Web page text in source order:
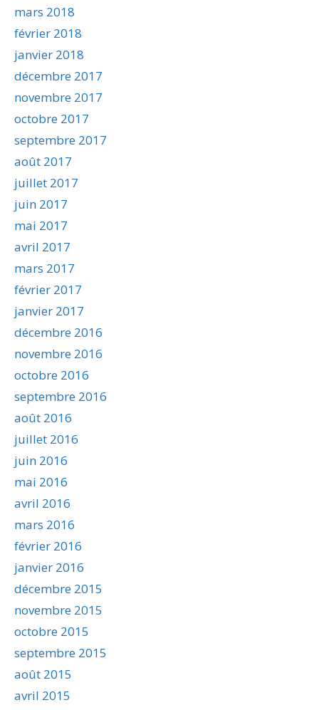
mars 2018
février 2018
janvier 2018
décembre 2017
novembre 2017
octobre 2017
septembre 2017
août 2017
juillet 2017
juin 2017
mai 2017
avril 2017
mars 2017
février 2017
janvier 2017
décembre 2016
novembre 2016
octobre 2016
septembre 2016
août 2016
juillet 2016
juin 2016
mai 2016
avril 2016
mars 2016
février 2016
janvier 2016
décembre 2015
novembre 2015
octobre 2015
septembre 2015
août 2015
avril 2015